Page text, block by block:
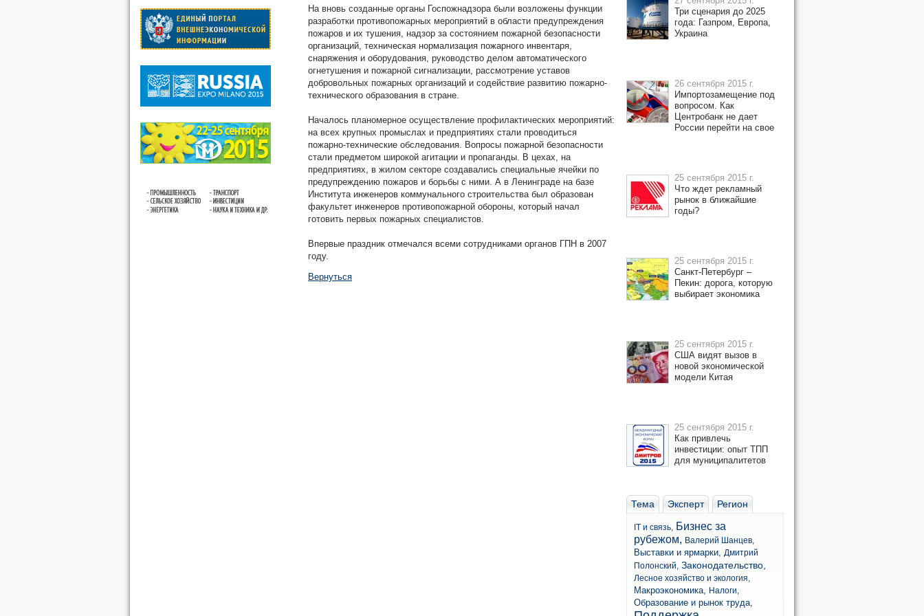
На вновь созданные органы Госпожнадзора были возложены функции
разработки противопожарных мероприятий в области предупреждения
пожаров и их тушения, надзор за состоянием пожарной безопасности
организаций, техническая нормализация пожарного инвентаря,
снаряжения и оборудования, руководство делом автоматического
огнетушения и пожарной сигнализации, рассмотрение уставов
добровольных пожарных организаций и содействие развитию пожарно-
технического образования в стране.
Началось планомерное осуществление профилактических мероприятий:
на всех крупных промыслах и предприятиях стали проводиться
пожарно-технические обследования. Вопросы пожарной безопасности
стали предметом широкой агитации и пропаганды. В цехах, на
предприятиях, в жилом секторе создавались специальные ячейки по
предупреждению пожаров и борьбы с ними. А в Ленинграде на базе
Института инженеров коммунального строительства был образован
факультет инженеров противопожарной обороны, который начал
готовить первых пожарных специалистов.
Впервые праздник отмечался всеми сотрудниками органов ГПН в 2007
году.
Вернуться
Три сценария до 2025
года: Газпром, Европа,
Украина
26 сентября 2015 г.
Импортозамещение под
вопросом. Как
Центробанк не дает
России перейти на свое
25 сентября 2015 г.
Что ждет рекламный
рынок в ближайшие
годы?
25 сентября 2015 г.
Санкт-Петербург –
Пекин: дорога, которую
выбирает экономика
25 сентября 2015 г.
США видят вызов в
новой экономической
модели Китая
25 сентября 2015 г.
Как привлечь
инвестиции: опыт ТПП
для муниципалитетов
Тема Эксперт Регион
IT и связь, Бизнес за
рубежом, Валерий Шанцев,
Выставки и ярмарки, Дмитрий
Полонский, Законодательство,
Лесное хозяйство и экология,
Макроэкономика, Налоги,
Образование и рынок труда,